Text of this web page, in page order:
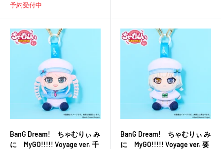
予約受付中
BanG Dream! ちゃむりぃ み
に MyGO!!!!! Voyage ver. 千
BanG Dream! ちゃむりぃ み
に MyGO!!!!! Voyage ver. 要